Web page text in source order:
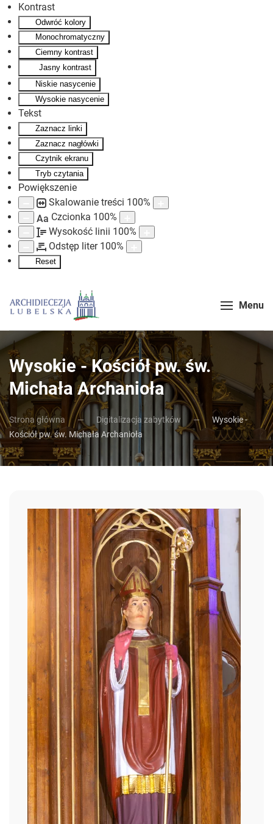
Kontrast
Odwróć kolory
Monochromatyczny
Ciemny kontrast
Jasny kontrast
Niskie nasycenie
Wysokie nasycenie
Tekst
Zaznacz linki
Zaznacz nagłówki
Czytnik ekranu
Tryb czytania
Powiększenie
Skalowanie treści 100%
Aa Czcionka 100%
Wysokość linii 100%
Odstęp liter 100%
Reset
Skip to main content
Menu
Wysokie - Kościół pw. św.
Michała Archanioła
Strona główna Digitalizacja zabytków
Wysokie -
Kościół pw. św. Michała Archanioła